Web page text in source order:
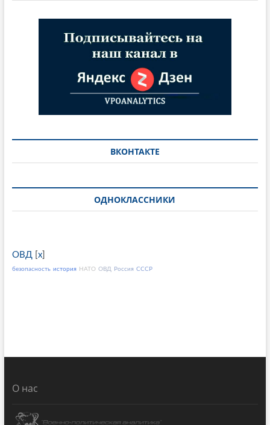
ВКОНТАКТЕ
ОДНОКЛАССНИКИ
ОВД[ x]
безопасность история НАТО ОВД Россия СССР
О нас